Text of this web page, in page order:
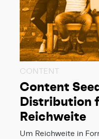
CONTENT
Content
Distribution
Reichweite
Um Reichweite in